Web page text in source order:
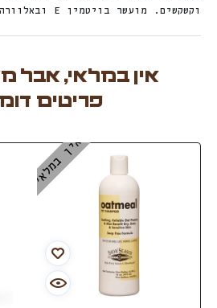
וקשקשים. מועשר בויטמין E ובאלוורה.
אין במלאי, אבל
פריטים
אין במלאי